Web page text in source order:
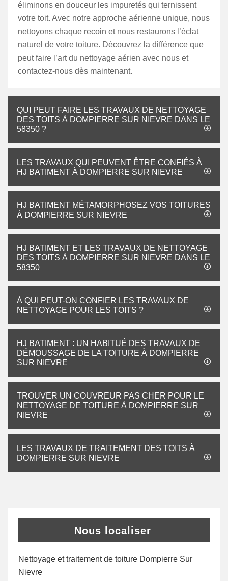
éliminons en douceur les impuretés qui ternissent
votre toit. Avec notre approche aérienne unique, nous
nettoyons chaque recoin et nous restaurons l’éclat
naturel de votre toiture. Découvrez la différence que
peut faire l’art du nettoyage aérien avec nous et
contactez-nous dès maintenant.
QUI PEUT FAIRE LES TRAVAUX DE NETTOYAGE
DES TOITS À DOMPIERRE SUR NIEVRE DANS LE
58350 ?
LES TRAVAUX QUI PEUVENT ÊTRE CONFIÉS À
HJ BATIMENT À DOMPIERRE SUR NIEVRE
HJ BATIMENT MÉTAMORPHOSEZ VOS TOITURES
À DOMPIERRE SUR NIEVRE
HJ BATIMENT ET LES TRAVAUX DE NETTOYAGE
DES TOITS À DOMPIERRE SUR NIEVRE DANS LE
58350
À QUI PEUT-ON CONFIER LES TRAVAUX DE
NETTOYAGE POUR LES TOITS ?
HJ BATIMENT : UN HABITUÉ DES TRAVAUX DE
DÉMOUSSAGE DE LA TOITURE À DOMPIERRE
SUR NIEVRE
TROUVER UN COUVREUR PAS CHER POUR LE
NETTOYAGE DE TOITURE À DOMPIERRE SUR
NIEVRE
LES TRAVAUX DE TRAITEMENT DES TOITS À
DOMPIERRE SUR NIEVRE
Nous localiser
Nettoyage et traitement de toiture Dompierre Sur
Nievre